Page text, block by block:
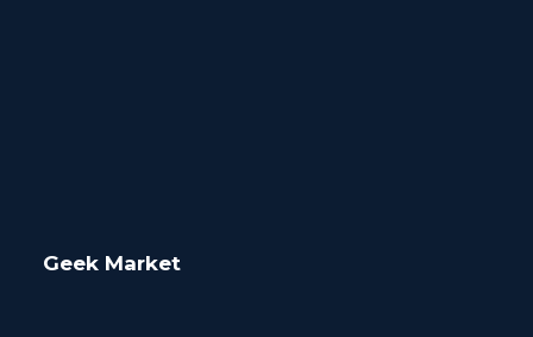
Geek Market